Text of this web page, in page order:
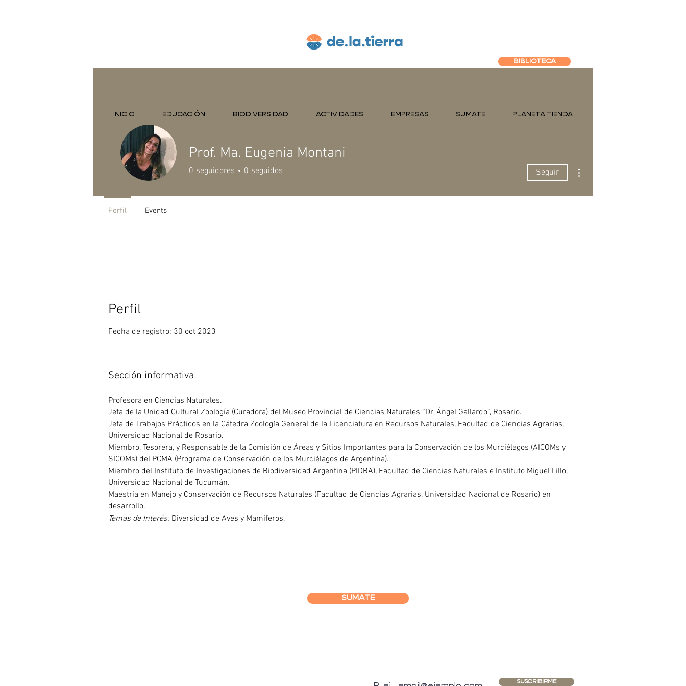
BIBLIOTECA
INICIO EDUCACIÓN BIODIVERSIDAD ACTIVIDADES EMPRESAS SUMATE PLANETA TIENDA
Perfil
Fecha de registro: 30 oct 2023
Sección informativa
Profesora en Ciencias Naturales.
Jefa de la Unidad Cultural Zoología (Curadora) del Museo Provincial de Ciencias Naturales “Dr. Ángel Gallardo”, Rosario.
Jefa de Trabajos Prácticos en la Cátedra Zoología General de la Licenciatura en Recursos Naturales, Facultad de Ciencias Agrarias,
Universidad Nacional de Rosario.
Miembro, Tesorera, y Responsable de la Comisión de Áreas y Sitios Importantes para la Conservación de los Murciélagos (AICOMs y
SICOMs) del PCMA (Programa de Conservación de los Murciélagos de Argentina).
Miembro del Instituto de Investigaciones de Biodiversidad Argentina (PIDBA), Facultad de Ciencias Naturales e Instituto Miguel Lillo,
Universidad Nacional de Tucumán.
Maestría en Manejo y Conservación de Recursos Naturales (Facultad de Ciencias Agrarias, Universidad Nacional de Rosario) en
desarrollo.
Temas de Interés: Diversidad de Aves y Mamíferos.
Prof. Ma. Eugenia Montani
0 seguidores 0 seguidos Seguir
Perfil Events
SUMATE
SUSCRIBIRME